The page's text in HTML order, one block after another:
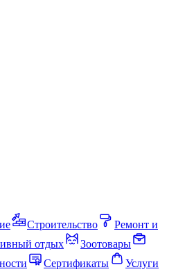
Строительство
Ремонт и
отдых
Зоотовары
Сертификаты
Услуги